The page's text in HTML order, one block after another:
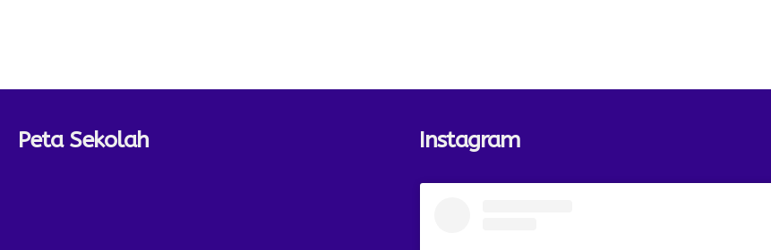
Peta Sekolah Instagram